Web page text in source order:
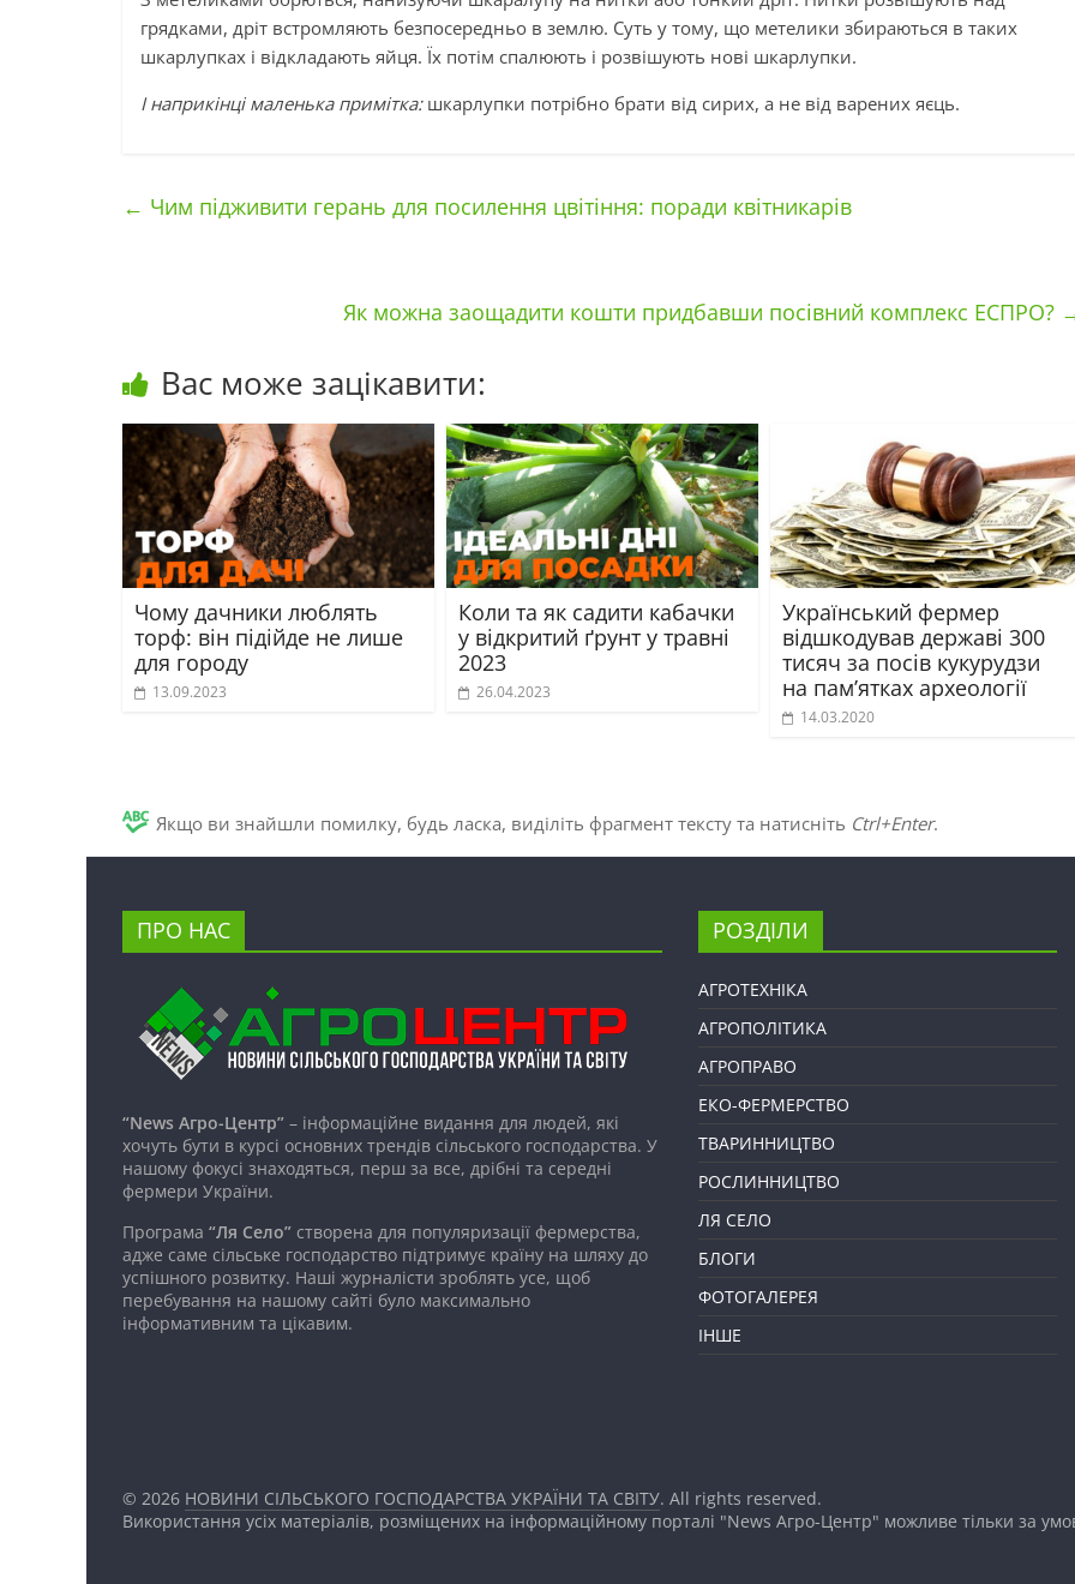
грядками, дріт встромляють безпосередньо в землю. Суть у тому, що метелики збираються в таких
шкарлупках і відкладають яйця. Їх потім спалюють і розвішують нові шкарлупки.
І наприкінці маленька примітка:шкарлупки потрібно брати від сирих, а не від варених яєць.
← Чим підживити герань для посилення цвітіння: поради квітникарів
Як можна заощадити кошти придбавши посівний комплекс ЕСПРО?
Вас може зацікавити:
Чому дачники люблять
торф: він підійде не лише
для городу
13.09.2023
Коли та як садити кабачки
у відкритий ґрунт у травні
2023
26.04.2023
Український фермер
відшкодував державі 300
тисяч за посів кукурудзи
на пам’ятках археології
14.03.2020
Якщо ви знайшли помилку, будь ласка, виділіть фрагмент тексту та натисніть Ctrl+Enter.
ПРО НАС
“News Агро-Центр” – інформаційне видання для людей, які
хочуть бути в курсі основних трендів сільського господарства. У
нашому фокусі знаходяться, перш за все, дрібні та середні
фермери України.
Програма “Ля Село” створена для популяризації фермерства,
адже саме сільське господарство підтримує країну на шляху до
успішного розвитку. Наші журналісти зроблять усе, щоб
перебування на нашому сайті було максимально
інформативним та цікавим.
РОЗДІЛИ
АГРОТЕХНІКА
АГРОПОЛІТИКА
АГРОПРАВО
ЕКО-ФЕРМЕРСТВО
ТВАРИННИЦТВО
РОСЛИННИЦТВО
ЛЯ СЕЛО
БЛОГИ
ФОТОГАЛЕРЕЯ
ІНШЕ
© 2026 НОВИНИ СІЛЬСЬКОГО ГОСПОДАРСТВА УКРАЇНИ ТА СВІТУ. All rights reserved.
Використання усіх матеріалів, розміщених на інформаційному порталі "News Агро-Центр" можливе тільки за